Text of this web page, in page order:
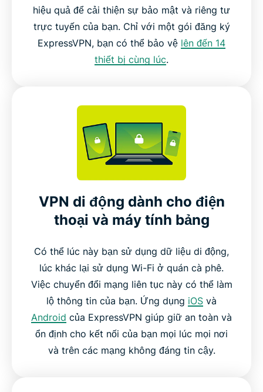
hiệu quả để cải thiện sự bảo mật và riêng tư
trực tuyến của bạn. Chỉ với một gói đăng ký
ExpressVPN, bạn có thể bảo vệ lên đến 14
thiết bị cùng lúc.
VPN di động dành cho điện
thoại và máy tính bảng
Có thể lúc này bạn sử dụng dữ liệu di động,
lúc khác lại sử dụng Wi-Fi ở quán cà phê.
Việc chuyển đổi mạng liên tục này có thể làm
lộ thông tin của bạn. Ứng dụng iOS và
Android của ExpressVPN giúp giữ an toàn và
ổn định cho kết nối của bạn mọi lúc mọi nơi
và trên các mạng không đáng tin cậy.